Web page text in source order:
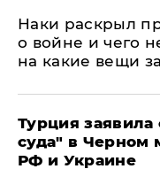
Наки раскрыл
о войне и чего
на какие вещи
Турция заявила
суда" в Черном
РФ и Украине